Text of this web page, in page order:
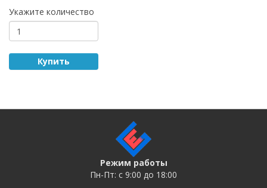
Укажите количество
Купить
Режим работы
Пн-Пт: c 9:00 до 18:00